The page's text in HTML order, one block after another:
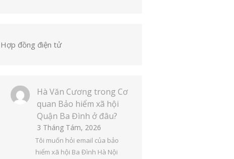
Hợp đồng điện tử
Hà Văn Cương trong Cơ
quan Bảo hiểm xã hội
Quận Ba Đình ở đâu?
3 Tháng Tám, 2026
Tôi muốn hỏi email của bảo
hiểm xã hội Ba Đình Hà Nội